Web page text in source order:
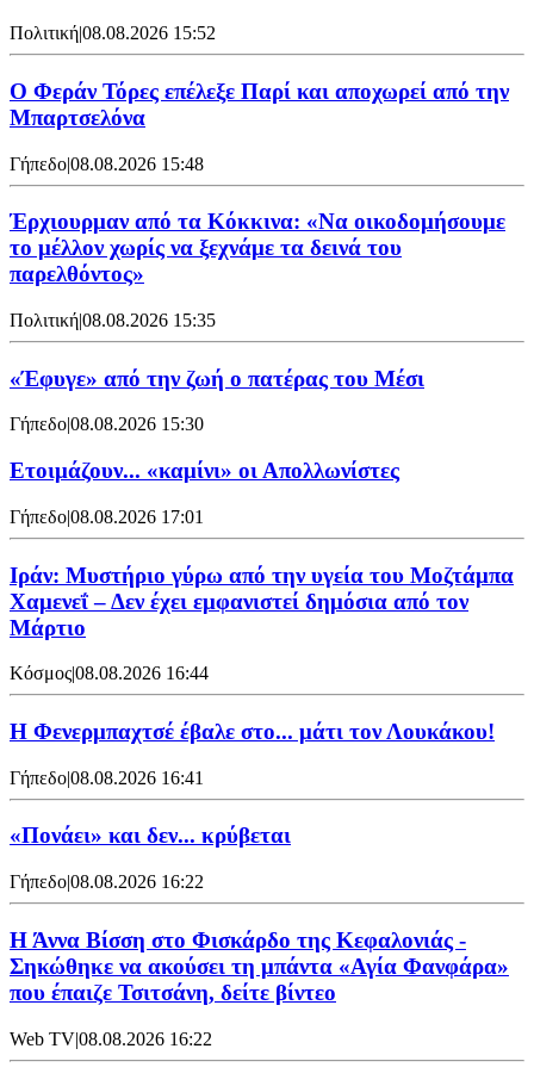
Πολιτική|08.08.2026 15:52
Ο Φεράν Τόρες επέλεξε Παρί και αποχωρεί από την
Μπαρτσελόνα
Γήπεδο|08.08.2026 15:48
Έρχιουρμαν από τα Κόκκινα: «Να οικοδομήσουμε
το μέλλον χωρίς να ξεχνάμε τα δεινά του
παρελθόντος»
Πολιτική|08.08.2026 15:35
«Έφυγε» από την ζωή ο πατέρας του Μέσι
Γήπεδο|08.08.2026 15:30
Ετοιμάζουν... «καμίνι» οι Απολλωνίστες
Γήπεδο|08.08.2026 17:01
Ιράν: Μυστήριο γύρω από την υγεία του Μοζτάμπα
Χαμενεΐ – Δεν έχει εμφανιστεί δημόσια από τον
Μάρτιο
Κόσμος|08.08.2026 16:44
Η Φενερμπαχτσέ έβαλε στο... μάτι τον Λουκάκου!
Γήπεδο|08.08.2026 16:41
«Πονάει» και δεν... κρύβεται
Γήπεδο|08.08.2026 16:22
Η Άννα Βίσση στο Φισκάρδο της Κεφαλονιάς -
Σηκώθηκε να ακούσει τη μπάντα «Αγία Φανφάρα»
που έπαιζε Τσιτσάνη, δείτε βίντεο
Web TV|08.08.2026 16:22